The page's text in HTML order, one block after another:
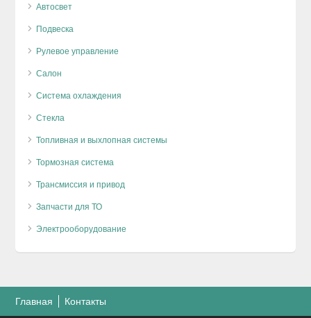
Автосвет
Подвеска
Рулевое управление
Салон
Система охлаждения
Стекла
Топливная и выхлопная системы
Тормозная система
Трансмиссия и привод
Запчасти для ТО
Электрооборудование
Главная Контакты